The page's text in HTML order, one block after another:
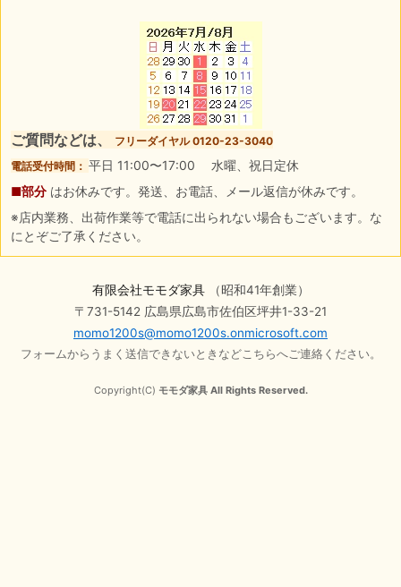
ご質問などは、
フリーダイヤル 0120-23-3040
電話受付時間： 平日 11:00〜17:00 水曜、祝日定休
■部分 はお休みです。発送、お電話、メール返信が休みです。
※店内業務、出荷作業等で電話に出られない場合もございます。な
にとぞご了承ください。
有限会社モモダ家具（昭和41年創業）
〒731-5142 広島県広島市佐伯区坪井1-33-21
momo1200s@momo1200s.onmicrosoft.com
フォームからうまく送信できないときなどこちらへご連絡ください。
Copyright(C) モモダ家具 All Rights Reserved.